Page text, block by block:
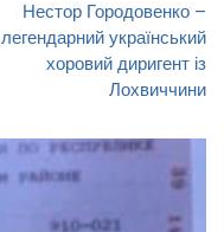
Нестор Городовенко –
легендарний український
хоровий диригент із
Лохвиччини